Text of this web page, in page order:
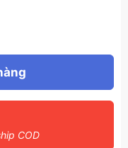
COD